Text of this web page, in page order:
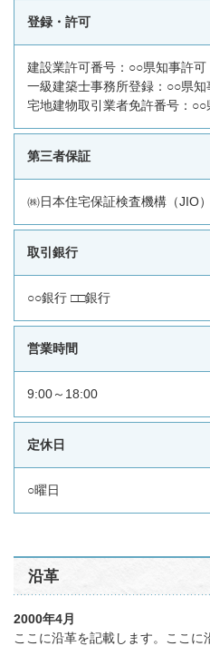
登録・許可
建設業許可番号：○○県知事許
一級建築士事務所登録：○○県
宅地建物取引業者免許番号：
第三者保証
㈱日本住宅保証検査機構（
取引銀行
○○銀行 □□銀行
営業時間
9:00～18:00
定休日
○曜日
沿革
2000年4月
ここに沿革を記載します。ここ